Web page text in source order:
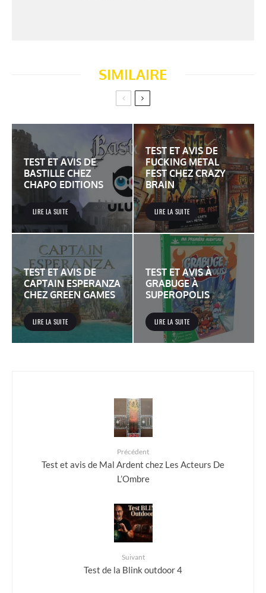
SIMILAIRE
TEST ET AVIS DE
BASTILLE CHEZ
CHAPO EDITIONS
LIRE LA SUITE
TEST ET AVIS DE
FUCKING METAL
FEST CHEZ CRAZY
BRAIN
LIRE LA SUITE
TEST ET AVIS DE
CAPTAIN ESPERANZA
CHEZ GREEN GAMES
LIRE LA SUITE
TEST ET AVIS À
GRABUGE À
SUPEROPOLIS
LIRE LA SUITE
Précédent
Test et avis de Mal Ardent chez Les Acteurs De
L’Ombre
Suivant
Test de la Blink outdoor 4